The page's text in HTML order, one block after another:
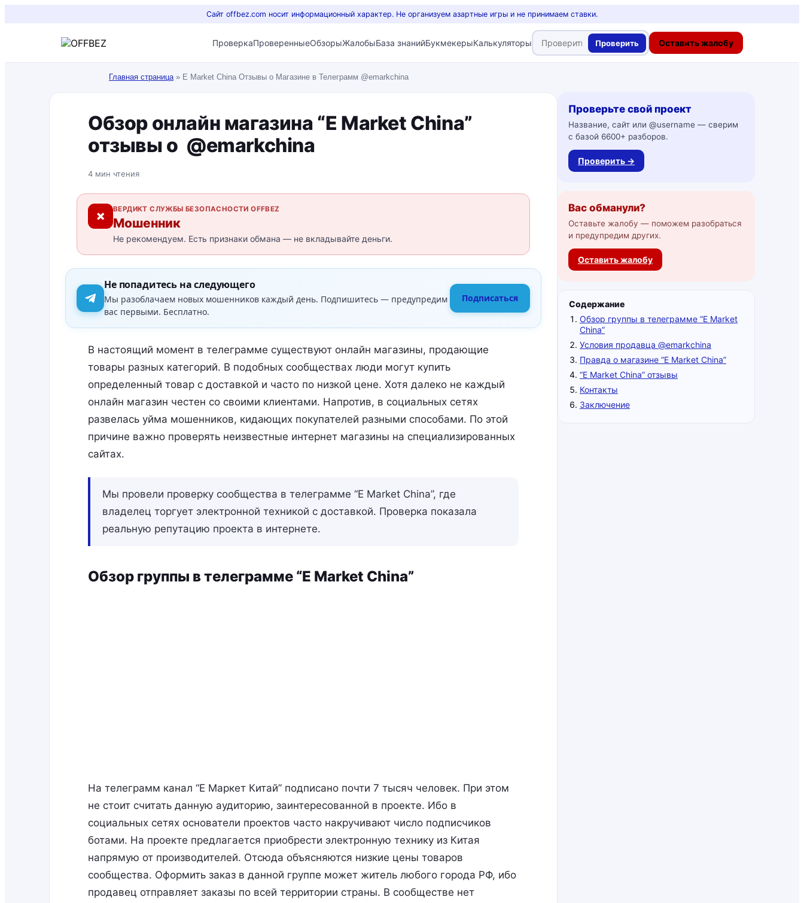
Сайт offbez.com носит информационный характер. Не организуем азартные игры и не принимаем ставки.
ПроверкаПроверенныеОбзорыЖалобыБаза знанийБукмекерыКалькуляторы Проверить Оставить жалобу
Главная страница» E Market China Отзывы о Магазине в Телеграмм @emarkchina
Обзор онлайн магазина “E Market China”
отзывы о @emarkchina
4 мин чтения
✗ ВЕРДИКТ СЛУЖБЫ БЕЗОПАСНОСТИ OFFBEZ
Мошенник
Не рекомендуем. Есть признаки обмана — не вкладывайте деньги.
Не попадитесь на следующего
Мы разоблачаем новых мошенников каждый день. Подпишитесь — предупредим
вас первыми. Бесплатно.
Подписаться
В настоящий момент в телеграмме существуют онлайн магазины, продающие
товары разных категорий. В подобных сообществах люди могут купить
определенный товар с доставкой и часто по низкой цене. Хотя далеко не каждый
онлайн магазин честен со своими клиентами. Напротив, в социальных сетях
развелась уйма мошенников, кидающих покупателей разными способами. По этой
причине важно проверять неизвестные интернет магазины на специализированных
сайтах.
Мы провели проверку сообщества в телеграмме “E Market China”, где
владелец торгует электронной техникой с доставкой. Проверка показала
реальную репутацию проекта в интернете.
Обзор группы в телеграмме “E Market China”
На телеграмм канал “Е Маркет Китай” подписано почти 7 тысяч человек. При этом
не стоит считать данную аудиторию, заинтересованной в проекте. Ибо в
социальных сетях основатели проектов часто накручивают число подписчиков
ботами. На проекте предлагается приобрести электронную технику из Китая
напрямую от производителей. Отсюда объясняются низкие цены товаров
сообщества. Оформить заказ в данной группе может житель любого города РФ, ибо
продавец отправляет заказы по всей территории страны. В сообществе нет
Проверьте свой проект
Название, сайт или @username — сверим
с базой 6600+ разборов.
Проверить →
Вас обманули?
Оставьте жалобу — поможем разобраться
и предупредим других.
Оставить жалобу
Содержание
Обзор группы в телеграмме “E Market
China”
Условия продавца @emarkchina
Правда о магазине “E Market China”
“E Market China” отзывы
Контакты
Заключение